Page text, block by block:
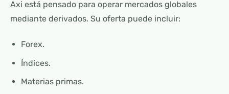
Axi está pensado para operar mercados globales
mediante derivados. Su oferta puede incluir:
Forex.
Índices.
Materias primas.